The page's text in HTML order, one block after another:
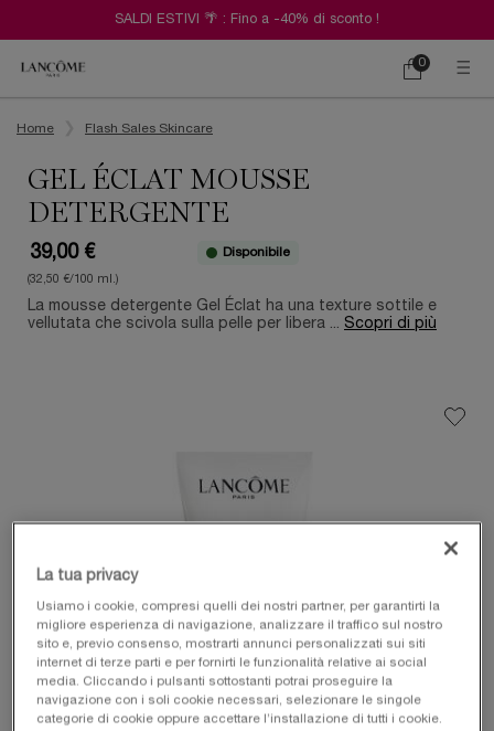
SALDI ESTIVI 🌴 : Fino a -40% di sconto !
Carrello
0
0 prodotto
Home
Flash Sales Skincare
GEL ÉCLAT MOUSSE
DETERGENTE
39,00 €
(32,50 €/100 ml.)
Disponibile
La mousse detergente Gel Éclat ha una texture sottile e
vellutata che scivola sulla pelle per libera ... Scopri di più
La tua privacy
Usiamo i cookie, compresi quelli dei nostri partner, per garantirti la
migliore esperienza di navigazione, analizzare il traffico sul nostro
sito e, previo consenso, mostrarti annunci personalizzati sui siti
internet di terze parti e per fornirti le funzionalità relative ai social
media. Cliccando i pulsanti sottostanti potrai proseguire la
navigazione con i soli cookie necessari, selezionare le singole
categorie di cookie oppure accettare l’installazione di tutti i cookie.